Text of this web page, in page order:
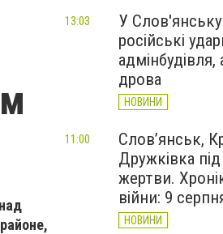
У
російські
адмінбудівля,
дрова
НОВИНИ
13:03
Слов’янськ,
Дружківка
жертви.
війни: 9
НОВИНИ
11:00